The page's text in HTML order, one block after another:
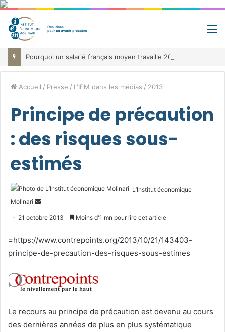
Accueil / Presse / L'IEM dans les médias / 2013
Principe de précaution
: des risques sous-
estimés
L’Institut économique
Molinari
Envoyer
21 octobre 2013 Moins d'1 mn pour lire cet article
=https://www.contrepoints.org/2013/10/21/143403-
principe-de-precaution-des-risques-sous-estimes
Le recours au principe de précaution est devenu au cours
des dernières années de plus en plus systématique